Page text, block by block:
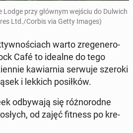
przy głównym wejściu do Dulwich
Ltd./Corbis via Getty Images)
warto zre­ge­ne­ro­
Café to idealne do tego
ka­wiar­nia serwuje szeroki
i lekkich po­sił­ków.
od­by­wa­ją się róż­no­rod­ne
od zajęć fitness po kre­